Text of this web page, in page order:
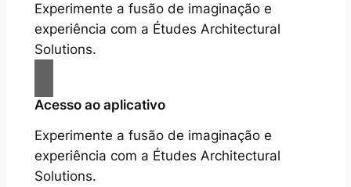
Experimente a fusão de imaginação e
experiência com a Études Architectural
Solutions.
Acesso ao aplicativo
Experimente a fusão de imaginação e
experiência com a Études Architectural
Solutions.